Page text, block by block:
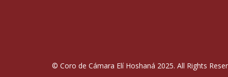
© Coro de Cámara Elí Hoshaná 2025. All Rights